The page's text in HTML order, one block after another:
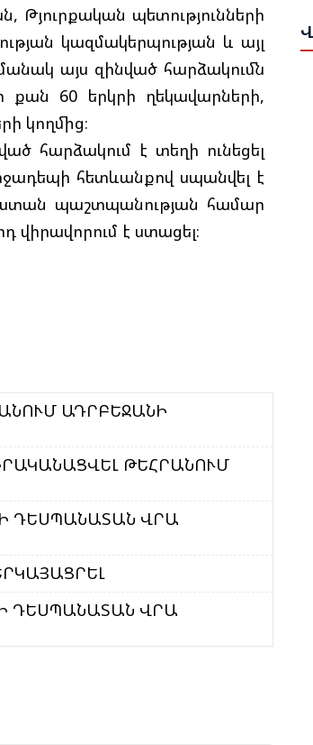
պետությունների
կազմակերպության և այլ
այս զինված հարձակումն
քան 60 երկրի ղեկավարների,
կողմից։
հարձակում է տեղի ունեցել
հետևանքով սպանվել է
պաշտպանության համար
է ստացել։
ԱԴՐԲԵՋԱՆԻ
ԹԵՀՐԱՆՈՒՄ
ԴԵՍՊԱՆԱՏԱՆ ՎՐԱ
ԴԵՍՊԱՆԱՏԱՆ ՎՐԱ